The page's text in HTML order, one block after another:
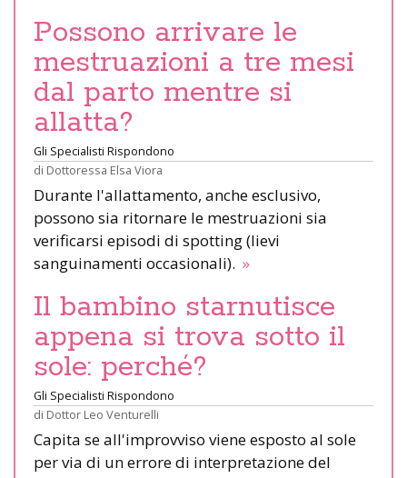
Possono arrivare le
mestruazioni a tre mesi
dal parto mentre si
allatta?
Gli Specialisti Rispondono
di Dottoressa Elsa Viora
Durante l'allattamento, anche esclusivo,
possono sia ritornare le mestruazioni sia
verificarsi episodi di spotting (lievi
sanguinamenti occasionali). »
Il bambino starnutisce
appena si trova sotto il
sole: perché?
Gli Specialisti Rispondono
di Dottor Leo Venturelli
Capita se all'improvviso viene esposto al sole
per via di un errore di interpretazione del